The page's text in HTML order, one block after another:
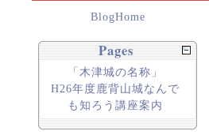
BlogHome
Pages
「木津城の名称」
H26年度鹿背山城なんで
も知ろう講座案内